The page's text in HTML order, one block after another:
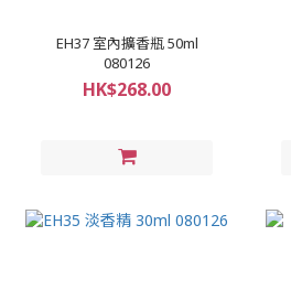
EH37 室內擴香瓶 50ml
080126
HK$268.00